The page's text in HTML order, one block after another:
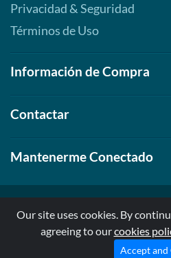
Privacidad & Seguridad
Términos de Uso
Información de Compra
Contactar
Mantenerme Conectado
© 1999-2026,
* Estas declaraciones no han
Our site uses cookies. By
agreeing to ourcookies
Accept and